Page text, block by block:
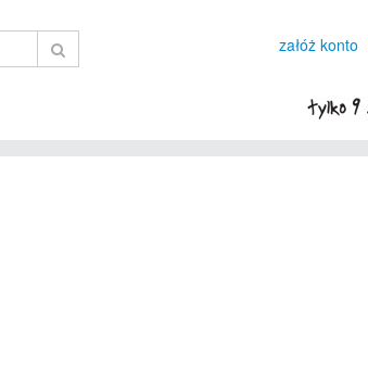
załóż konto